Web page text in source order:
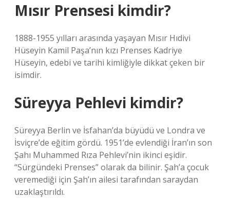
Mısır Prensesi kimdir?
1888-1955 yılları arasında yaşayan Mısır Hıdivi
Hüseyin Kamil Paşa’nın kızı Prenses Kadriye
Hüseyin, edebi ve tarihi kimliğiyle dikkat çeken bir
isimdir.
Süreyya Pehlevi kimdir?
Süreyya Berlin ve İsfahan’da büyüdü ve Londra ve
İsviçre’de eğitim gördü. 1951’de evlendiği İran’ın son
Şahı Muhammed Rıza Pehlevi’nin ikinci eşidir.
“Sürgündeki Prenses” olarak da bilinir. Şah’a çocuk
veremediği için Şah’ın ailesi tarafından saraydan
uzaklaştırıldı.